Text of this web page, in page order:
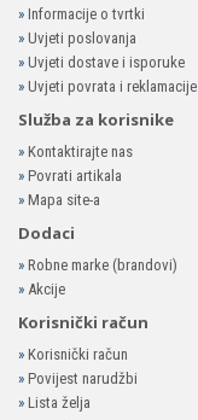
» Informacije o tvrtki
» Uvjeti poslovanja
» Uvjeti dostave i isporuke
» Uvjeti povrata i reklamacije
Služba za korisnike
» Kontaktirajte nas
» Povrati artikala
» Mapa site-a
Dodaci
» Robne marke (brandovi)
» Akcije
Korisnički račun
» Korisnički račun
» Povijest narudžbi
» Lista želja